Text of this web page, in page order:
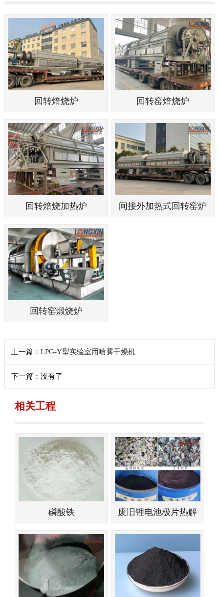
回转焙烧炉 回转窑焙烧炉
回转焙烧加热炉 间接外加热式回转窑炉
回转窑煅烧炉
上一篇： LPG-Y型实验室用喷雾干燥机
下一篇：没有了
相关工程
磷酸铁 废旧锂电池极片热解